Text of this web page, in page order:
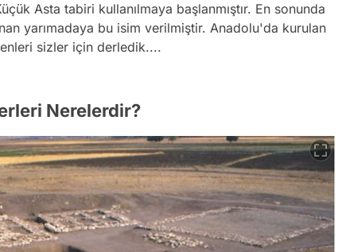
Asta tabiri kullanılmaya başlanmıştır. En sonunda
yarımadaya bu isim verilmiştir. Anadolu'da kurulan
sizler için derledik....
Nerelerdir?